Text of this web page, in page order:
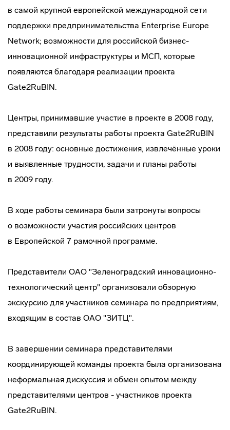
в самой крупной европейской международной сети
поддержки предпринимательства Enterprise Europe
Network; возможности для российской бизнес-
инновационной инфраструктуры и МСП, которые
появляются благодаря реализации проекта
Gate2RuBIN.
Центры, принимавшие участие в проекте в 2008 году,
представили результаты работы проекта Gate2RuBIN
в 2008 году: основные достижения, извлечённые уроки
и выявленные трудности, задачи и планы работы
в 2009 году.
В ходе работы семинара были затронуты вопросы
о возможности участия российских центров
в Европейской 7 рамочной программе.
Представители ОАО "Зеленоградский инновационно-
технологический центр" организовали обзорную
экскурсию для участников семинара по предприятиям,
входящим в состав ОАО "ЗИТЦ".
В завершении семинара представителями
координирующей команды проекта была организована
неформальная дискуссия и обмен опытом между
представителями центров - участников проекта
Gate2RuBIN.